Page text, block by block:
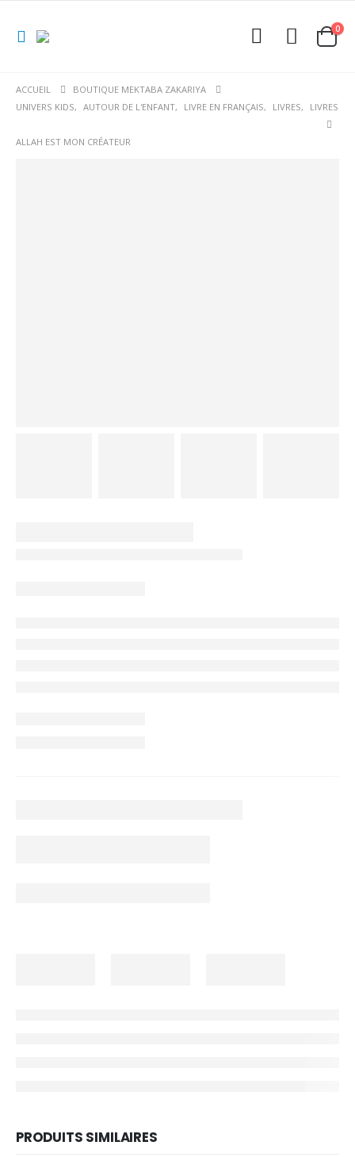
0
ACCUEIL
BOUTIQUE MEKTABA ZAKARIYA
UNIVERS KIDS, AUTOUR DE L'ENFANT, LIVRE EN FRANÇAIS, LIVRES, LIVRES
ALLAH EST MON CRÉATEUR
PRODUITS SIMILAIRES